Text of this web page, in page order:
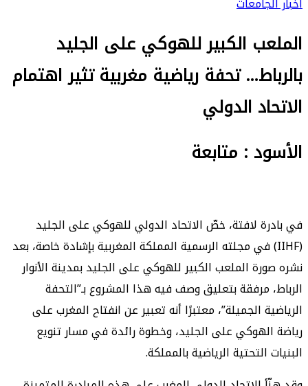
الملعب الكبير للهوكي على الجليد
بالرباط… تحفة رياضية مغربية تثير اهتمام
الاتحاد الدولي
الأسود : متابعة
في بادرة لافتة، خصّ الاتحاد الدولي للهوكي على الجليد
(IIHF) في مجلته الرسمية المملكة المغربية بإشادة خاصة، بعد
نشره صورة الملعب الكبير للهوكي على الجليد بمدينة الأنوار
الرباط، مرفقة بتعليق وصف فيه هذا المشروع بـ”التحفة
الرياضية الجميلة”، معتبرًا أنه تعبير عن انفتاح المغرب على
رياضة الهوكي على الجليد، وخطوة رائدة في مسار تنويع
البنيات التحتية الرياضية بالمملكة.